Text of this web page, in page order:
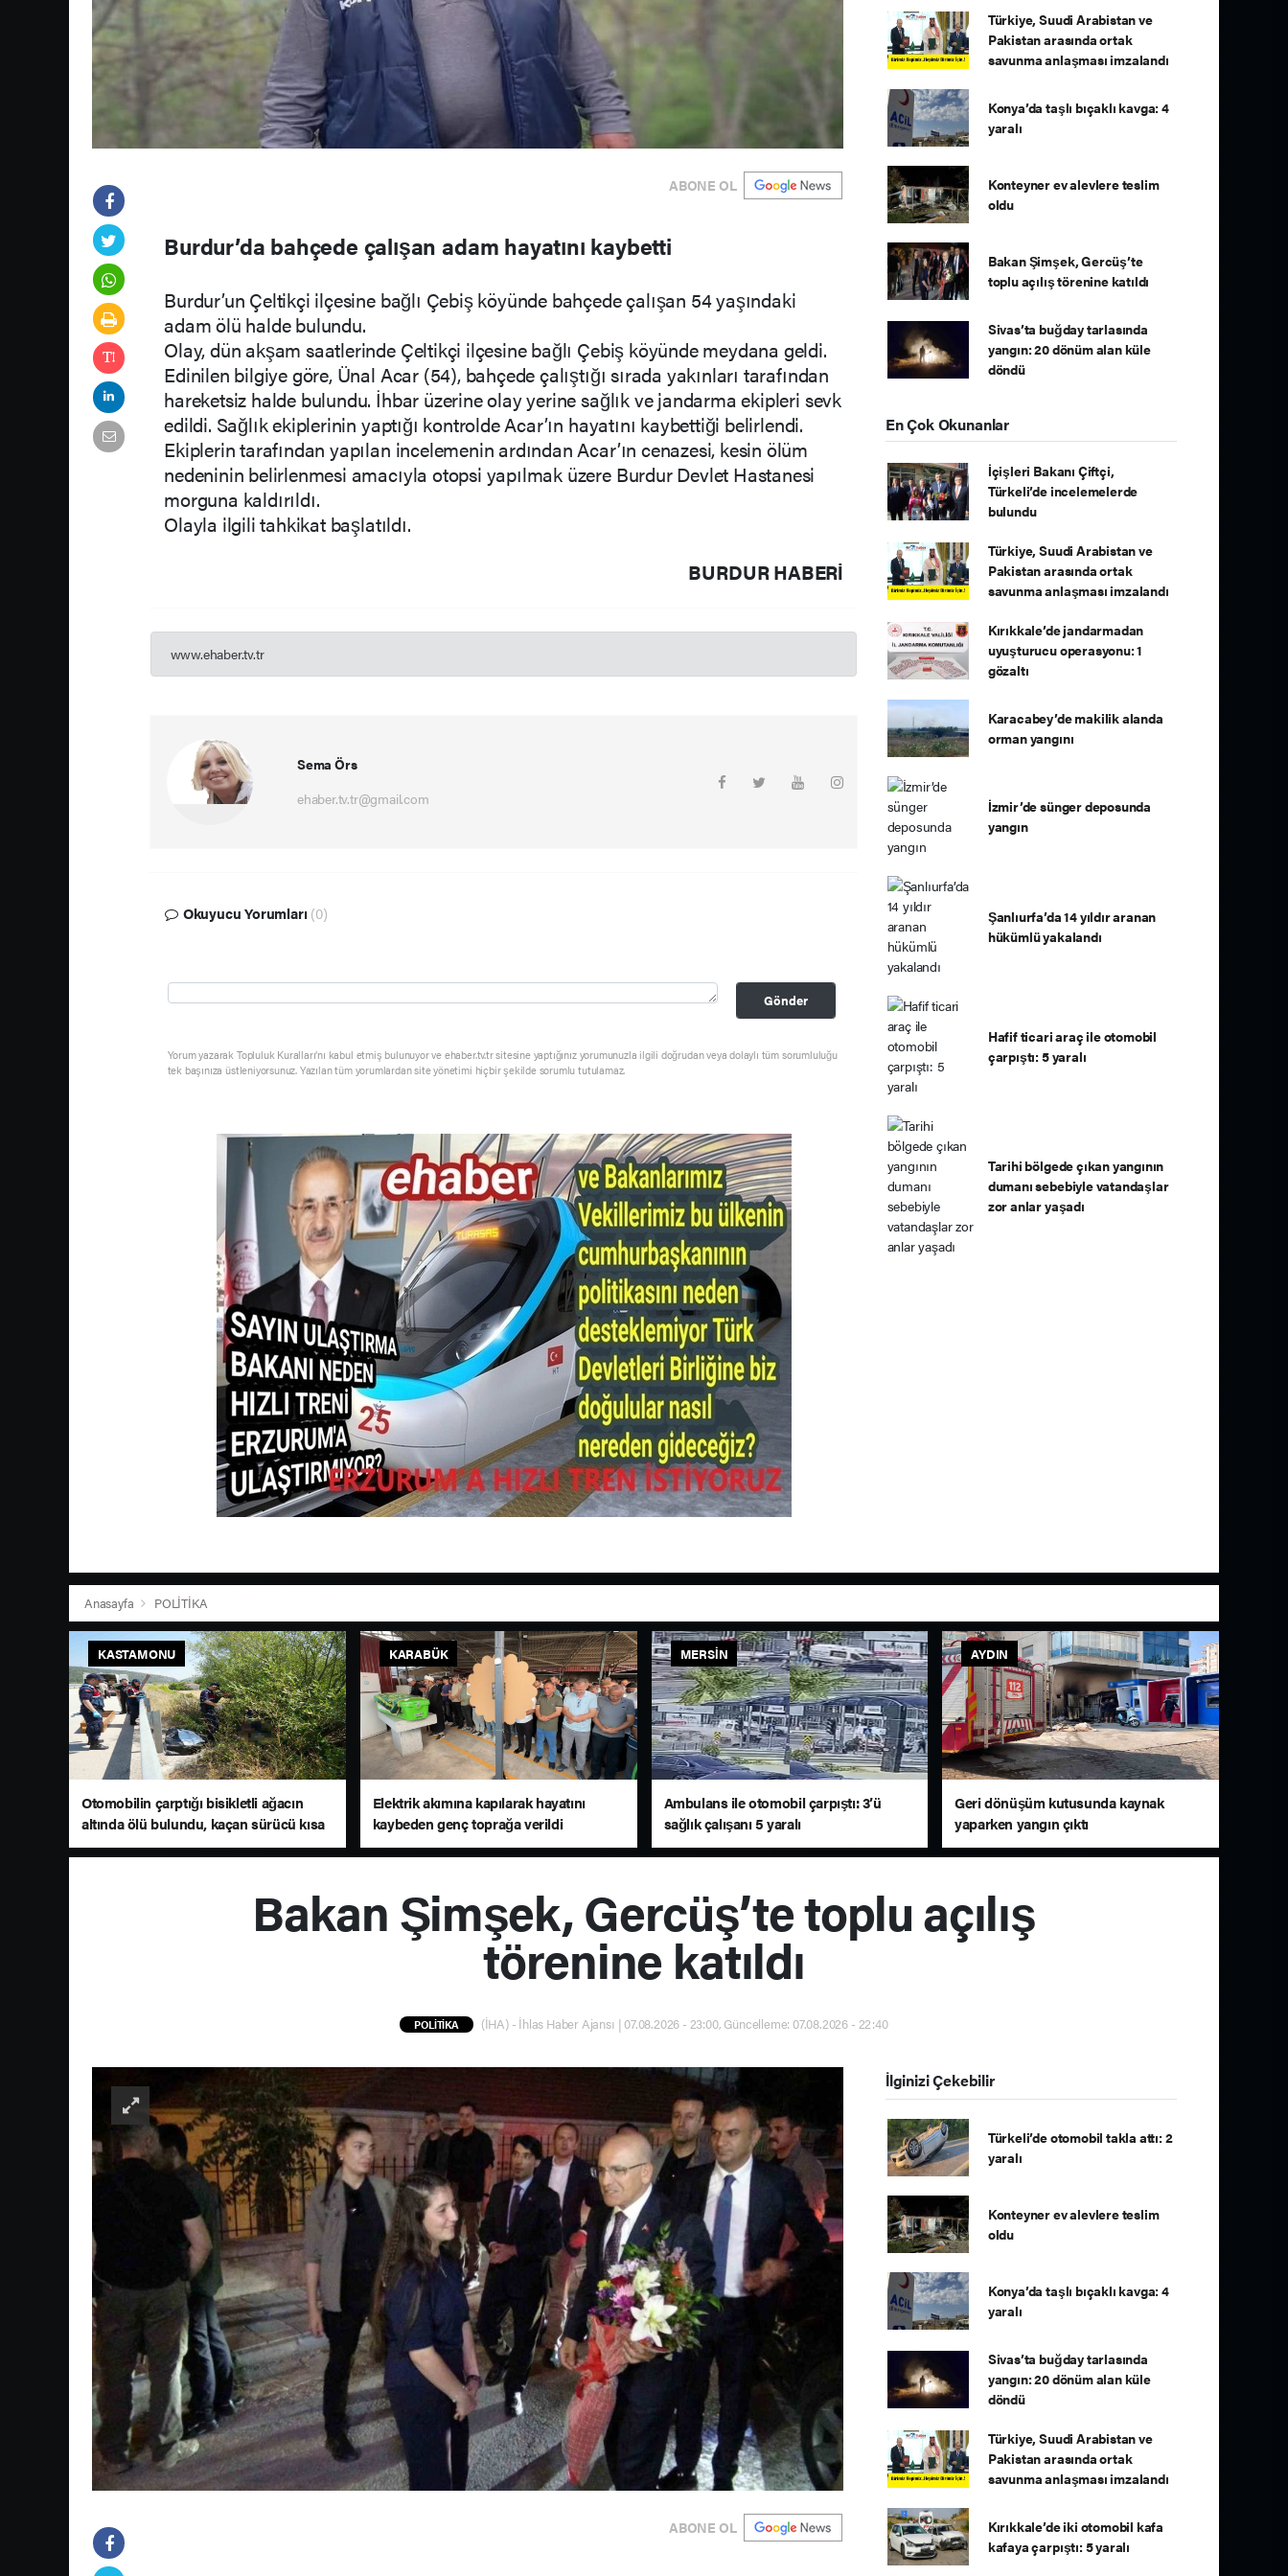
ABONE OL
Burdur’da bahçede çalışan adam hayatını kaybetti
Burdur’un Çeltikçi ilçesine bağlı Çebiş köyünde bahçede çalışan 54 yaşındaki
adam ölü halde bulundu.
Olay, dün akşam saatlerinde Çeltikçi ilçesine bağlı Çebiş köyünde meydana geldi.
Edinilen bilgiye göre, Ünal Acar (54), bahçede çalıştığı sırada yakınları tarafından
hareketsiz halde bulundu. İhbar üzerine olay yerine sağlık ve jandarma ekipleri sevk
edildi. Sağlık ekiplerinin yaptığı kontrolde Acar’ın hayatını kaybettiği belirlendi.
Ekiplerin tarafından yapılan incelemenin ardından Acar’ın cenazesi, kesin ölüm
nedeninin belirlenmesi amacıyla otopsi yapılmak üzere Burdur Devlet Hastanesi
morguna kaldırıldı.
Olayla ilgili tahkikat başlatıldı.
BURDUR HABERİ
www.ehaber.tv.tr
Sema Örs
ehaber.tv.tr@gmail.com
Okuyucu Yorumları (0)
Gönder
Yorum yazarak Topluluk Kuralları’nı kabul etmiş bulunuyor ve ehaber.tv.tr sitesine yaptığınız yorumunuzla ilgili doğrudan veya dolaylı tüm sorumluluğu
tek başınıza üstleniyorsunuz. Yazılan tüm yorumlardan site yönetimi hiçbir şekilde sorumlu tutulamaz.
Türkiye, Suudi Arabistan ve
Pakistan arasında ortak
savunma anlaşması imzalandı
Konya’da taşlı bıçaklı kavga: 4
yaralı
Konteyner ev alevlere teslim
oldu
Bakan Şimşek, Gercüş’te
toplu açılış törenine katıldı
Sivas’ta buğday tarlasında
yangın: 20 dönüm alan küle
döndü
En Çok Okunanlar
İçişleri Bakanı Çiftçi,
Türkeli’de incelemelerde
bulundu
Türkiye, Suudi Arabistan ve
Pakistan arasında ortak
savunma anlaşması imzalandı
Kırıkkale’de jandarmadan
uyuşturucu operasyonu: 1
gözaltı
Karacabey’de makilik alanda
orman yangını
İzmir’de sünger deposunda
yangın
Şanlıurfa’da 14 yıldır aranan
hükümlü yakalandı
Hafif ticari araç ile otomobil
çarpıştı: 5 yaralı
Tarihi bölgede çıkan yangının
dumanı sebebiyle vatandaşlar
zor anlar yaşadı
Anasayfa POLİTİKA
KASTAMONU
Otomobilin çarptığı bisikletli ağacın
altında ölü bulundu, kaçan sürücü kısa
sürede yakalandı
KARABÜK
Elektrik akımına kapılarak hayatını
kaybeden genç toprağa verildi
MERSIN
Ambulans ile otomobil çarpıştı: 3’ü
sağlık çalışanı 5 yaralı
AYDIN
Geri dönüşüm kutusunda kaynak
yaparken yangın çıktı
Bakan Şimşek, Gercüş’te toplu açılış
törenine katıldı
POLİTİKA (İHA) - İhlas Haber Ajansı | 07.08.2026 - 23:00, Güncelleme: 07.08.2026 - 22:40
ABONE OL
İlginizi Çekebilir
Türkeli’de otomobil takla attı: 2
yaralı
Konteyner ev alevlere teslim
oldu
Konya’da taşlı bıçaklı kavga: 4
yaralı
Sivas’ta buğday tarlasında
yangın: 20 dönüm alan küle
döndü
Türkiye, Suudi Arabistan ve
Pakistan arasında ortak
savunma anlaşması imzalandı
Kırıkkale’de iki otomobil kafa
kafaya çarpıştı: 5 yaralı